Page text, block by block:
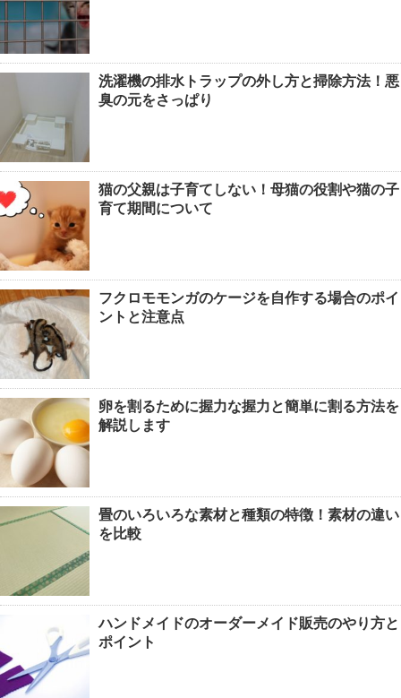
洗濯機の排水トラップの外し方と掃除方法！悪
臭の元をさっぱり
猫の父親は子育てしない！母猫の役割や猫の子
育て期間について
フクロモモンガのケージを自作する場合のポイ
ントと注意点
卵を割るために握力な握力と簡単に割る方法を
解説します
畳のいろいろな素材と種類の特徴！素材の違い
を比較
ハンドメイドのオーダーメイド販売のやり方と
ポイント